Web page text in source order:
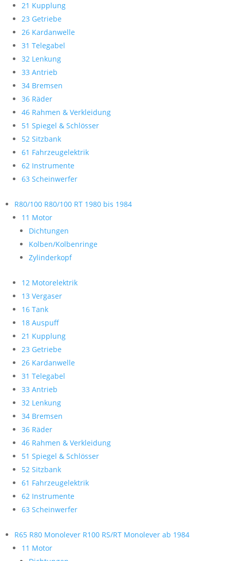
21 Kupplung
23 Getriebe
26 Kardanwelle
31 Telegabel
32 Lenkung
33 Antrieb
34 Bremsen
36 Räder
46 Rahmen & Verkleidung
51 Spiegel & Schlösser
52 Sitzbank
61 Fahrzeugelektrik
62 Instrumente
63 Scheinwerfer
R80/100 R80/100 RT 1980 bis 1984
11 Motor
Dichtungen
Kolben/Kolbenringe
Zylinderkopf
12 Motorelektrik
13 Vergaser
16 Tank
18 Auspuff
21 Kupplung
23 Getriebe
26 Kardanwelle
31 Telegabel
33 Antrieb
32 Lenkung
34 Bremsen
36 Räder
46 Rahmen & Verkleidung
51 Spiegel & Schlösser
52 Sitzbank
61 Fahrzeugelektrik
62 Instrumente
63 Scheinwerfer
R65 R80 Monolever R100 RS/RT Monolever ab 1984
11 Motor